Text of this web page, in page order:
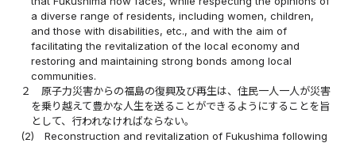
a diverse range of residents, including women, children,
and those with disabilities, etc., and with the aim of
facilitating the revitalization of the local economy and
restoring and maintaining strong bonds among local
communities.
２
原子力災害からの福島の復興及び再生は、住民一人一人が災害
を乗り越えて豊かな人生を送ることができるようにすることを旨
として、行われなければならない。
(2)
Reconstruction and revitalization of Fukushima following